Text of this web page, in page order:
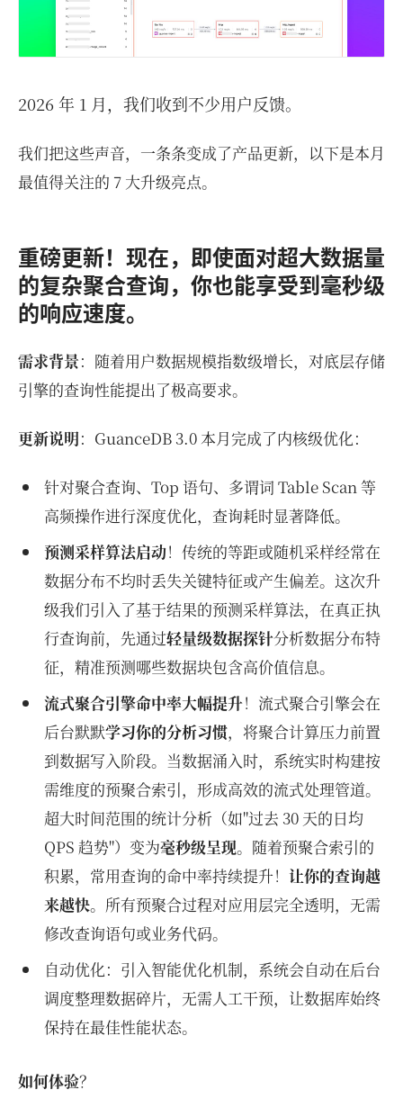
2026 年 1 月，我们收到不少用户反馈。
我们把这些声音，一条条变成了产品更新，以下是本月
最值得关注的 7 大升级亮点。
重磅更新！现在，即使面对超大数据量
的复杂聚合查询，你也能享受到毫秒级
的响应速度。
需求背景：随着用户数据规模指数级增长，对底层存储
引擎的查询性能提出了极高要求。
更新说明：GuanceDB 3.0 本月完成了内核级优化：
针对聚合查询、Top 语句、多谓词 Table Scan 等
高频操作进行深度优化，查询耗时显著降低。
预测采样算法启动！传统的等距或随机采样经常在
数据分布不均时丢失关键特征或产生偏差。这次升
级我们引入了基于结果的预测采样算法，在真正执
行查询前，先通过轻量级数据探针分析数据分布特
征，精准预测哪些数据块包含高价值信息。
流式聚合引擎命中率大幅提升！流式聚合引擎会在
后台默默学习你的分析习惯，将聚合计算压力前置
到数据写入阶段。当数据涌入时，系统实时构建按
需维度的预聚合索引，形成高效的流式处理管道。
超大时间范围的统计分析（如"过去 30 天的日均
QPS 趋势"）变为毫秒级呈现。随着预聚合索引的
积累，常用查询的命中率持续提升！ 让你的查询越
来越快。所有预聚合过程对应用层完全透明，无需
修改查询语句或业务代码。
自动优化：引入智能优化机制，系统会自动在后台
调度整理数据碎片，无需人工干预，让数据库始终
保持在最佳性能状态。
如何体验？